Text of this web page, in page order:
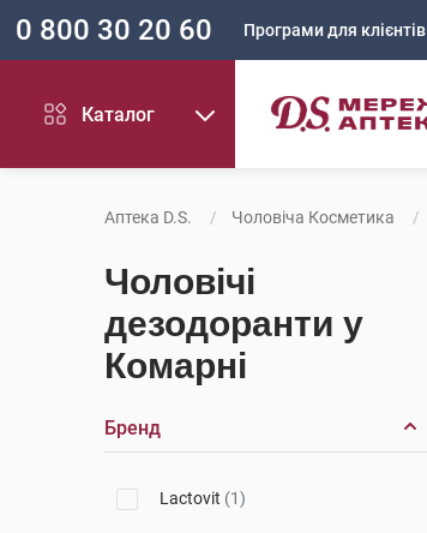
0 800 30 20 60 Програми для клієнтів
Каталог
Аптека D.S. Чоловіча Косметика
Чоловічі
дезодоранти у
Комарні
Бренд
Lactovit (1)